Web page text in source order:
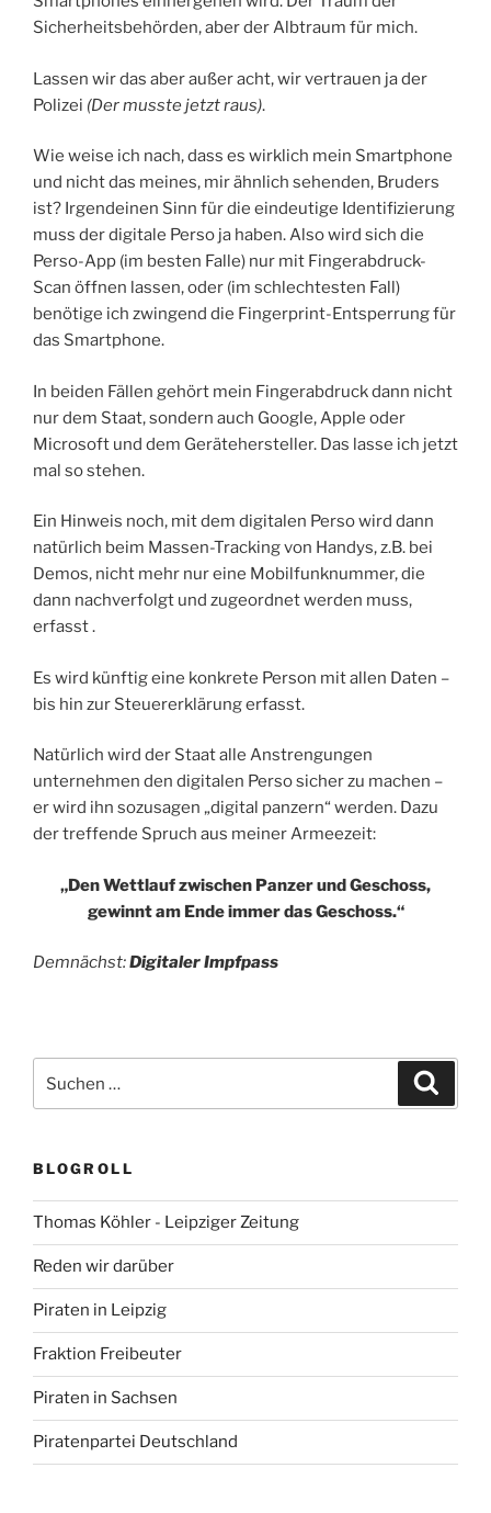
Sicherheitsbehörden, aber der Albtraum für mich.
Lassen wir das aber außer acht, wir vertrauen ja der
Polizei (Der musste jetzt raus).
Wie weise ich nach, dass es wirklich mein Smartphone
und nicht das meines, mir ähnlich sehenden, Bruders
ist? Irgendeinen Sinn für die eindeutige Identifizierung
muss der digitale Perso ja haben. Also wird sich die
Perso-App (im besten Falle) nur mit Fingerabdruck-
Scan öffnen lassen, oder (im schlechtesten Fall)
benötige ich zwingend die Fingerprint-Entsperrung für
das Smartphone.
In beiden Fällen gehört mein Fingerabdruck dann nicht
nur dem Staat, sondern auch Google, Apple oder
Microsoft und dem Gerätehersteller. Das lasse ich jetzt
mal so stehen.
Ein Hinweis noch, mit dem digitalen Perso wird dann
natürlich beim Massen-Tracking von Handys, z.B. bei
Demos, nicht mehr nur eine Mobilfunknummer, die
dann nachverfolgt und zugeordnet werden muss,
erfasst .
Es wird künftig eine konkrete Person mit allen Daten –
bis hin zur Steuererklärung erfasst.
Natürlich wird der Staat alle Anstrengungen
unternehmen den digitalen Perso sicher zu machen –
er wird ihn sozusagen „digital panzern“ werden. Dazu
der treffende Spruch aus meiner Armeezeit:
„Den Wettlauf zwischen Panzer und Geschoss,
gewinnt am Ende immer das Geschoss.“
Demnächst:Digitaler Impfpass
nach:
BLOGROLL
Thomas Köhler - Leipziger Zeitung
Reden wir darüber
Piraten in Leipzig
Fraktion Freibeuter
Piraten in Sachsen
Piratenpartei Deutschland